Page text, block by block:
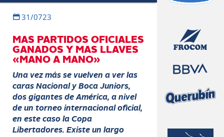
31/0723
MAS PARTIDOS OFICIALES
GANADOS Y MAS LLAVES
«MANO A MANO»
Una vez más se vuelven a ver las
caras Nacional y Boca Juniors,
dos gigantes de América, a nivel
de un torneo internacional oficial,
en este caso la Copa
Libertadores. Existe un largo